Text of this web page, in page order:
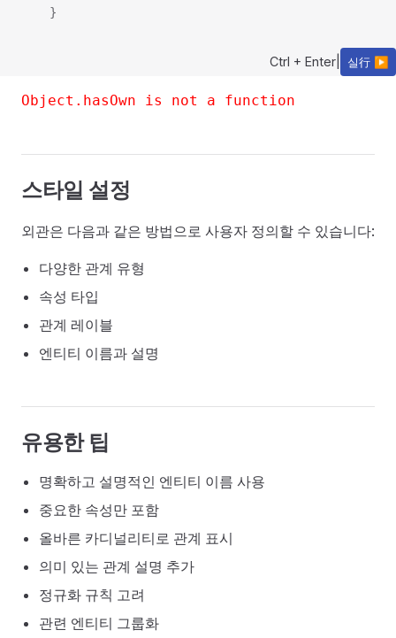
Ctrl + Enter 실行 ▶
Object.hasOwn is not a function
스타일 설정
외관은 다음과 같은 방법으로 사용자 정의할 수 있습니다:
다양한 관계 유형
속성 타입
관계 레이블
엔티티 이름과 설명
유용한 팁
명확하고 설명적인 엔티티 이름 사용
중요한 속성만 포함
올바른 카디널리티로 관계 표시
의미 있는 관계 설명 추가
정규화 규칙 고려
관련 엔티티 그룹화